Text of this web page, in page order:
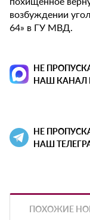
возбуждении
64» в ГУ МВД.
НЕ
НАШ КАНАЛ
НЕ
НАШ
ПОХОЖИЕ